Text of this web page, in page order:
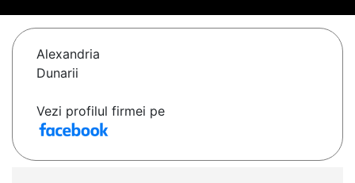
Alexandria
Dunarii
Vezi profilul firmei pe